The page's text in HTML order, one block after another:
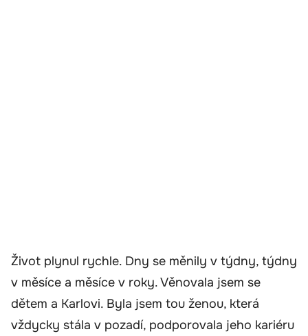
Život plynul rychle. Dny se měnily v týdny, týdny
v měsíce a měsíce v roky. Věnovala jsem se
dětem a Karlovi. Byla jsem tou ženou, která
vždycky stála v pozadí, podporovala jeho kariéru